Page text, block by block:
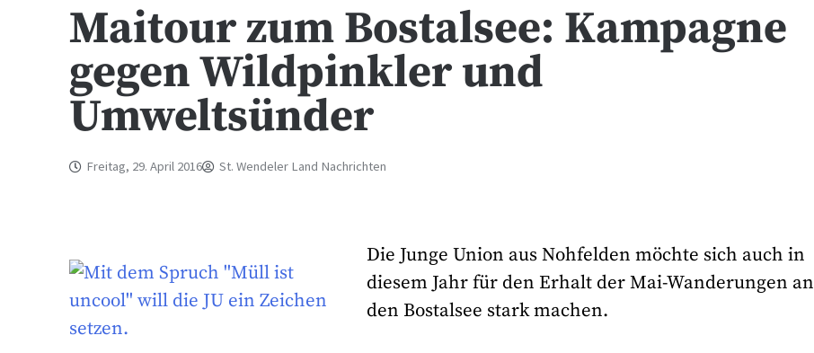
Maitour zum Bostalsee: Kampagne
gegen Wildpinkler und
Umweltsünder
Freitag, 29. April 2016 St. Wendeler Land Nachrichten
Die Junge Union aus Nohfelden möchte sich auch in
diesem Jahr für den Erhalt der Mai-Wanderungen an
den Bostalsee stark machen.